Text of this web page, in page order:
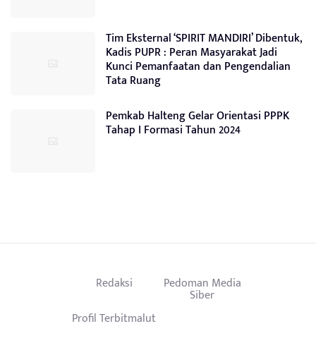
Tim Eksternal ‘SPIRIT MANDIRI’ Dibentuk,
Kadis PUPR : Peran Masyarakat Jadi
Kunci Pemanfaatan dan Pengendalian
Tata Ruang
Pemkab Halteng Gelar Orientasi PPPK
Tahap I Formasi Tahun 2024
Redaksi Pedoman Media
Siber
Profil Terbitmalut